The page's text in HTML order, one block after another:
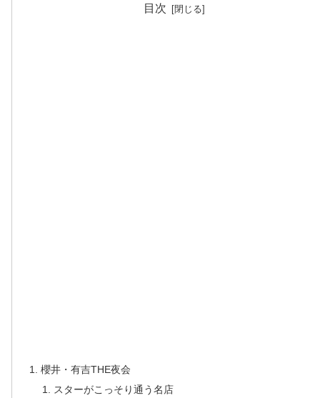
目次
櫻井・有吉THE夜会
スターがこっそり通う名店